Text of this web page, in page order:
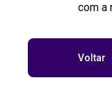
com a
Voltar